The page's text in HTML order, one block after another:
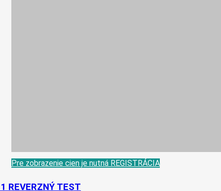
Pre zobrazenie cien je nutná REGISTRÁCIA
REVERZNÝ TEST